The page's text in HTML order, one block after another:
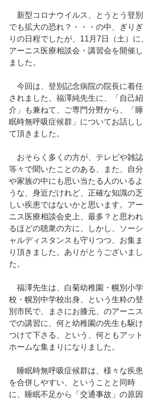
新型コロナウイルス、とうとう登別
でも拡大の恐れ？・・・の中、ぎりぎ
りの日程でしたが、11月7日（土）に、
アーニス医療相談会・講習会を開催し
ました。
今回は、登別記念病院の院長に着任
されました、福澤純先生に、「自己紹
介」も兼ねて、ご専門分野から、「睡
眠時無呼吸症候群」についてお話しし
て頂きました。
おそらく多くの方が、テレビや雑誌
等々で聞いたことのある、また、自分
や家族の中にも思い当たる人のいるよ
うな、身近だけれど、正確な知識の乏
しい疾患ではないかと思います。アー
ニス医療相談会史上、最多？と思われ
るほどの聴衆の方に、しかし、ソーシ
ャルディスタンスも守りつつ、お集ま
り頂きました。ありがとうございまし
た。
福澤先生は、白菊幼稚園・幌別小学
校・幌別中学校出身、という生粋の登
別市民で、まさにお膝元、のアーニス
での講習に、何と幼稚園の先生も駆け
つけて下さる、という、何ともアット
ホームな集まりになりました。
睡眠時無呼吸症候群は、様々な疾患
を合併しやすい、ということと同時
に、睡眠不足から「交通事故」の原因